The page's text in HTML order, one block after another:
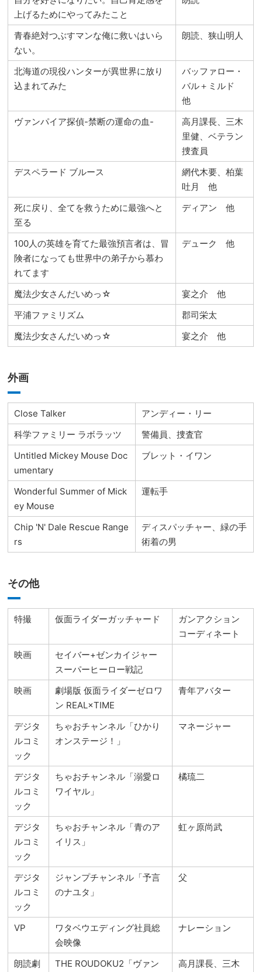
上げるためにやってみたこと
青春絶対つぶすマンな俺に救いはいら
ない。
朗読、狭山明人
北海道の現役ハンターが異世界に放り
込まれてみた
バッファロー・
バル＋ミルド
他
ヴァンパイア探偵-禁断の運命の血-
高月課長、三木
里健、ベテラン
捜査員
デスペラード ブルース
網代木要、柏葉
吐月 他
死に戻り、全てを救うために最強へと
至る
ディアン 他
100人の英雄を育てた最強預言者は、冒
険者になっても世界中の弟子から慕わ
れてます
デューク 他
魔法少女さんだいめっ☆
宴之介 他
平浦ファミリズム
郡司栄太
魔法少女さんだいめっ☆
宴之介 他
外画
Close Talker
アンディー・リー
科学ファミリー ラボラッツ
警備員、捜査官
Untitled Mickey Mouse Doc
umentary
ブレット・イワン
Wonderful Summer of Mick
ey Mouse
運転手
Chip 'N' Dale Rescue Range
rs
ディスパッチャー、緑の手
術着の男
その他
特撮 仮面ライダーガッチャード
ガンアクション
コーディネート
映画
セイバー+ゼンカイジャー
スーパーヒーロー戦記
映画
劇場版 仮面ライダーゼロワ
ン REAL×TIME
青年アバター
デジタ
ルコミ
ック
ちゃおチャンネル「ひかり
オンステージ！」
マネージャー
デジタ
ルコミ
ック
ちゃおチャンネル「溺愛ロ
ワイヤル」
橘琉二
デジタ
ルコミ
ック
ちゃおチャンネル「青のア
イリス」
虹ヶ原尚武
デジタ
ルコミ
ック
ジャンプチャンネル「予言
のナユタ」
父
VP
ワタベウエディング社員総
会映像
ナレーション
朗読劇
THE ROUDOKU2「ヴァン
高月課長、三木